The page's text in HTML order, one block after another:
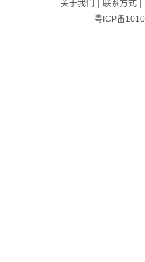
关于我们 | 联系方式|
粤ICP备